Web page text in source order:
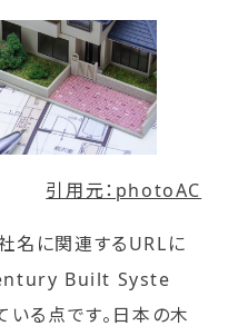
引用元：photoAC
名に関連するURLに
Built Syste
いる点です。日本の木